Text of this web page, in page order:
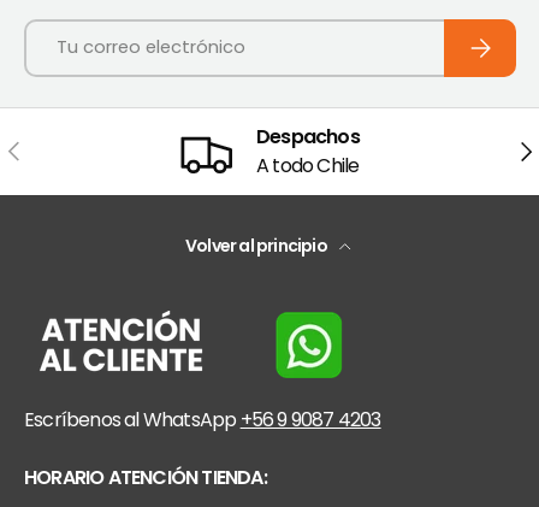
Correo electrónico
Anterior
Despachos
A todo Chile
Volver al principio
Escríbenos al WhatsApp +56 9 9087 4203
HORARIO ATENCIÓN TIENDA: